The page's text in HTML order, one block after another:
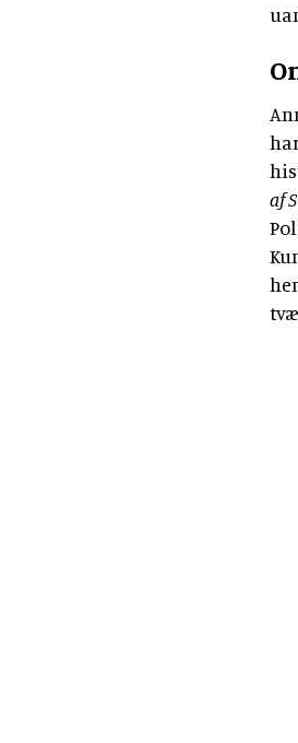
af